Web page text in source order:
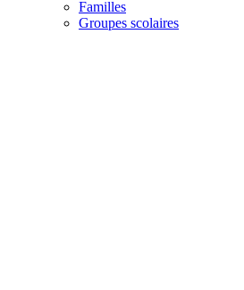
Familles
Groupes scolaires